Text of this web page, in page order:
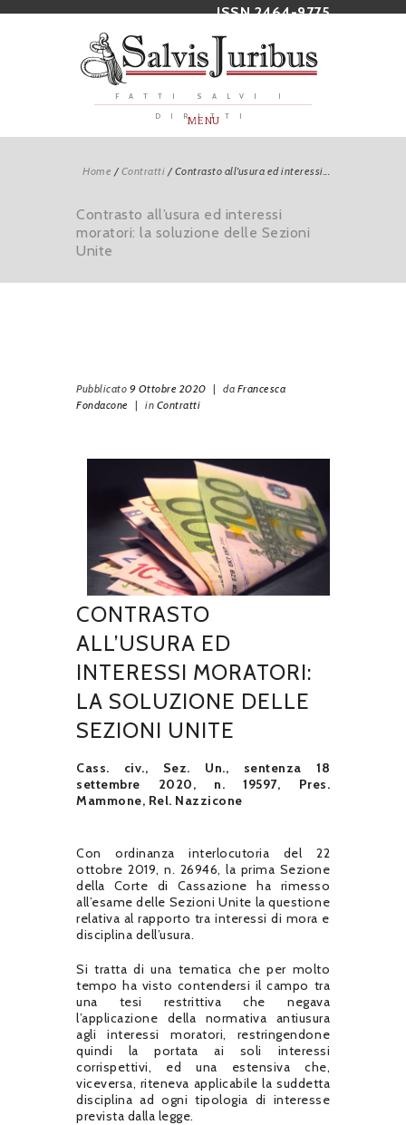
ISSN 2464-9775
FATTI SALVI I
DIRITTI
MENU
Home /Contratti /Contrasto all’usura ed interessi...
Contrasto all’usura ed interessi
moratori: la soluzione delle Sezioni
Unite
Pubblicato 9 Ottobre 2020 | da Francesca
Fondacone | in Contratti
CONTRASTO
ALL’USURA ED
INTERESSI MORATORI:
LA SOLUZIONE DELLE
SEZIONI UNITE
Cass. civ., Sez. Un., sentenza 18
settembre 2020, n. 19597, Pres.
Mammone, Rel. Nazzicone
Con ordinanza interlocutoria del 22
ottobre 2019, n. 26946, la prima Sezione
della Corte di Cassazione ha rimesso
all’esame delle Sezioni Unite la questione
relativa al rapporto tra interessi di mora e
disciplina dell’usura.
Si tratta di una tematica che per molto
tempo ha visto contendersi il campo tra
una tesi restrittiva che negava
l’applicazione della normativa antiusura
agli interessi moratori, restringendone
quindi la portata ai soli interessi
corrispettivi, ed una estensiva che,
viceversa, riteneva applicabile la suddetta
disciplina ad ogni tipologia di interesse
prevista dalla legge.